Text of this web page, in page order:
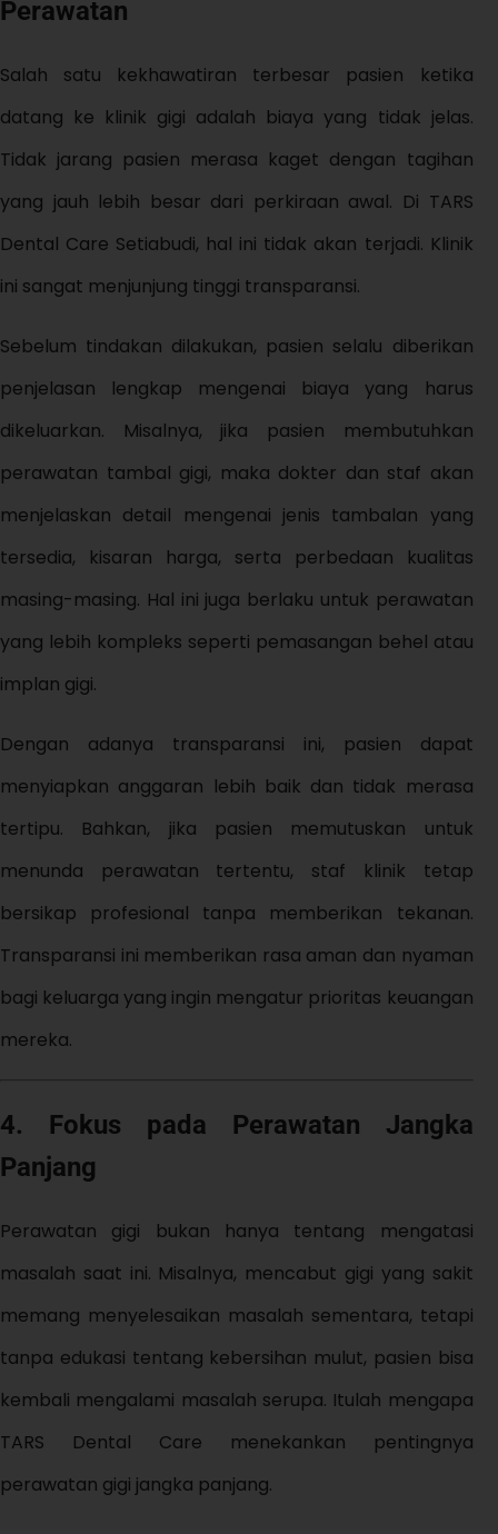
Perawatan
Salah satu kekhawatiran terbesar pasien ketika
datang ke klinik gigi adalah biaya yang tidak jelas.
Tidak jarang pasien merasa kaget dengan tagihan
yang jauh lebih besar dari perkiraan awal. Di TARS
Dental Care Setiabudi, hal ini tidak akan terjadi. Klinik
ini sangat menjunjung tinggi transparansi.
Sebelum tindakan dilakukan, pasien selalu diberikan
penjelasan lengkap mengenai biaya yang harus
dikeluarkan. Misalnya, jika pasien membutuhkan
perawatan tambal gigi, maka dokter dan staf akan
menjelaskan detail mengenai jenis tambalan yang
tersedia, kisaran harga, serta perbedaan kualitas
masing-masing. Hal ini juga berlaku untuk perawatan
yang lebih kompleks seperti pemasangan behel atau
implan gigi.
Dengan adanya transparansi ini, pasien dapat
menyiapkan anggaran lebih baik dan tidak merasa
tertipu. Bahkan, jika pasien memutuskan untuk
menunda perawatan tertentu, staf klinik tetap
bersikap profesional tanpa memberikan tekanan.
Transparansi ini memberikan rasa aman dan nyaman
bagi keluarga yang ingin mengatur prioritas keuangan
mereka.
4. Fokus pada Perawatan Jangka
Panjang
Perawatan gigi bukan hanya tentang mengatasi
masalah saat ini. Misalnya, mencabut gigi yang sakit
memang menyelesaikan masalah sementara, tetapi
tanpa edukasi tentang kebersihan mulut, pasien bisa
kembali mengalami masalah serupa. Itulah mengapa
TARS Dental Care menekankan pentingnya
perawatan gigi jangka panjang.